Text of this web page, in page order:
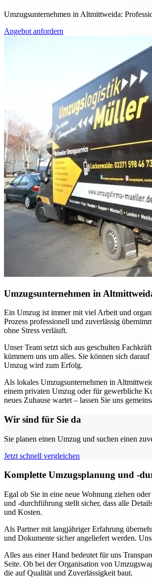
Umzugsunternehmen in Altmittweida:
Angebot anfordern
Umzugsunternehmen in
Ein Umzug ist immer mit viel Arbeit und
Prozess professionell und zuverlässig
ohne Stress verläuft.
Unser Team setzt sich aus geschulten
kümmern uns um alles. Sie können sich
Umzug wird zum Erfolg.
Als lokales Umzugsunternehmen in
einem privaten Umzug oder für gewerbliche
neues Zuhause wartet – lassen Sie uns
Wir sind für Sie da
Sie planen einen Umzug und suchen einen
Jetzt schnell vergleichen
Komplette Umzugsplanung und -
Egal ob Sie in eine neue Wohnung ziehen
und -durchführung stellt sicher, dass alle
und Kosten.
Als Partner mit langjähriger Erfahrung
und Dokumente sicher angeliefert werden.
Alles aus einer Hand bedeutet für uns
Seite. Ob bei der Organisation von
die auf Qualität und Zuverlässigkeit baut.